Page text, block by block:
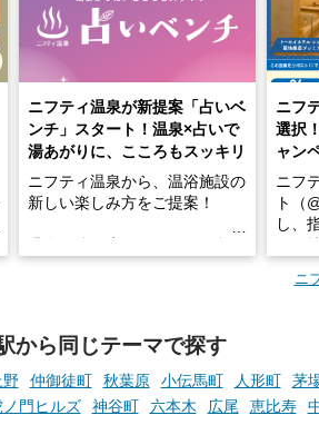
ニフティ温泉が新提案「占いベ
ンチ」スタート！温泉×占いで
湯あがりに、こころもスッキリ
ニフティ温泉から、温浴施設の
新しい楽しみ方をご提案！
手相やタロットなど気軽に楽し
める占いで、“ととのう”おふろ
時間を、もっと特別に。
ニフ
選択
ャン
ニフ
ト（
し、
ニ
から同じテーマで探す
野 仲御徒町 秋葉原 小伝馬町 人形町 茅
ノ門ヒルズ 神谷町 六本木 広尾 恵比寿